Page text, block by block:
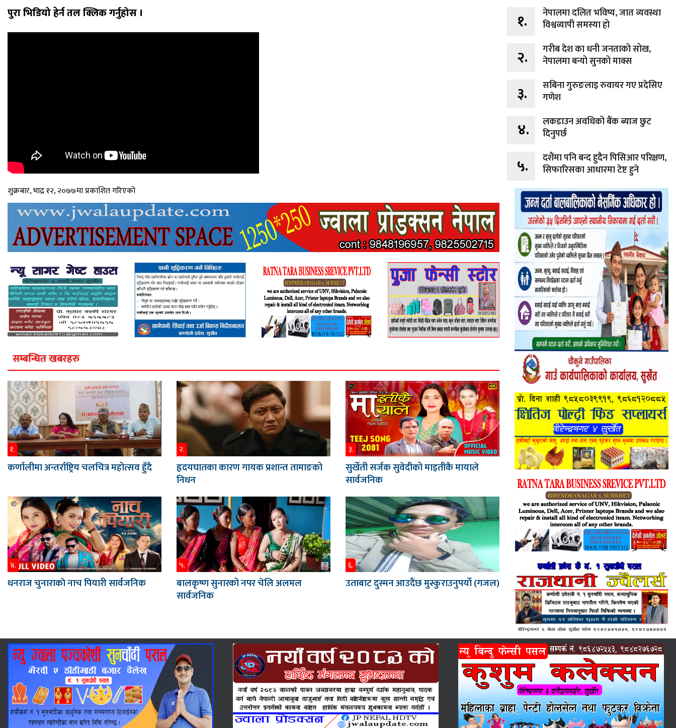
पुरा भिडियो हेर्न तल क्लिक गर्नुहोस ।
शुक्रबार, भाद्र १२, २०७७मा प्रकाशित गरिएको
सम्बन्धित खबरहरु
१.
कर्णालीमा अन्तर्राष्ट्रिय चलचित्र महोत्सव हुँदै
२.
हृदयघातका कारण गायक प्रशान्त तामाङको
निधन
३.
सुर्खेती सर्जक सुवेदीको माइतीकै मायाले
सार्वजनिक
४.
धनराज चुनाराकाे नाच पियारी सार्वजनिक
५.
बालकृष्ण सुनारको नपर चेलि अलमल
सार्वजनिक
६.
उताबाट दुस्मन आउदैंछ मुस्कुराउनुपर्याे (गजल)
१.
नेपालमा दलित भविष्य, जात व्यवस्था
विश्वव्यापी समस्या हो
२.
गरीब देश का धनी जनताको सोख,
नेपालमा बन्यो सुनको माक्स
३.
सबिना गुरुङलाइ रुवायर गए प्रदेसिए
गणेश
४.
लकडाउन अवधिको बैंक ब्याज छुट
दिनुपर्छ
५.
दशैंमा पनि बन्द हुदैन पिसिआर परिक्षण,
सिफारिसका आधारमा टेष्ट हुने